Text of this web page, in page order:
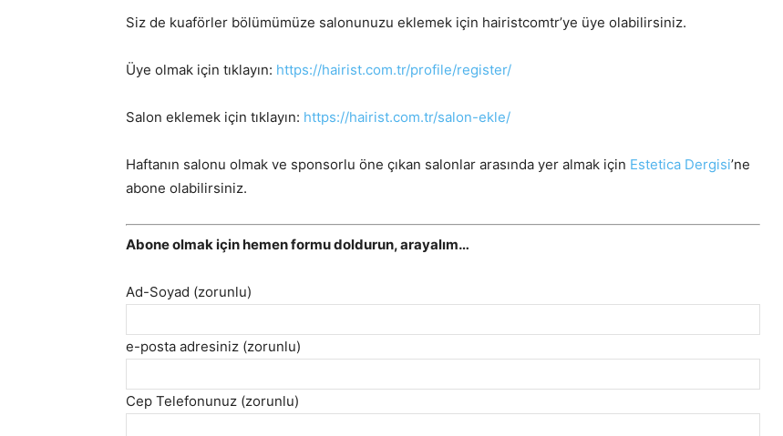
Siz de kuaförler bölümümüze salonunuzu eklemek için hairistcomtr’ye üye olabilirsiniz.
Üye olmak için tıklayın: https://hairist.com.tr/profile/register/
Salon eklemek için tıklayın: https://hairist.com.tr/salon-ekle/
Haftanın salonu olmak ve sponsorlu öne çıkan salonlar arasında yer almak için Estetica Dergisi’ne
abone olabilirsiniz.
Abone olmak için hemen formu doldurun, arayalım…
Ad-Soyad (zorunlu)
e-posta adresiniz (zorunlu)
Cep Telefonunuz (zorunlu)